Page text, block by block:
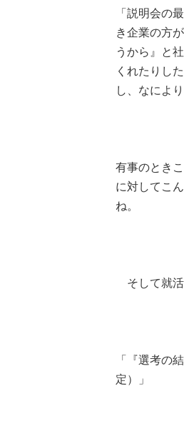
「説明会の
き企業の方
うから』と
くれたりし
し、なによ
有事のとき
に対してこ
ね。
そして就活
「『選考の
定）」